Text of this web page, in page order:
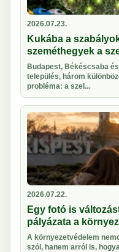
2026.07.23.
Kukába a
szeméthegyek a
Budapest, Békéscsaba
település, három
probléma: a szel...
2026.07.22.
Egy fotó is
pályázata a
A környezetvédelem
szól, hanem arról is,